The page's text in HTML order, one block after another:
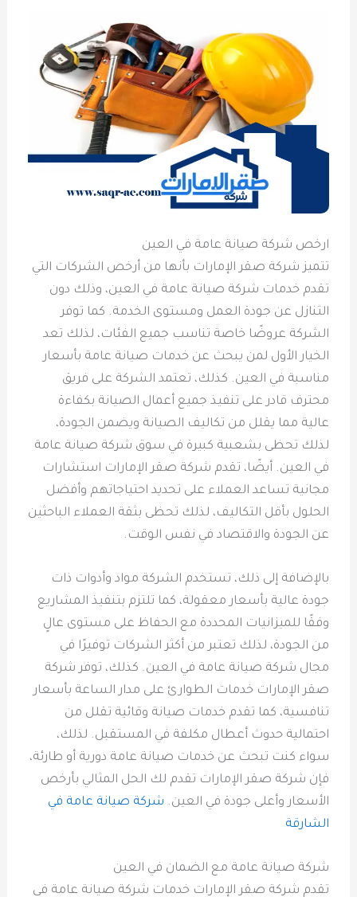
ارخص شركة صيانة عامة في العين
تتميز شركة صقر الإمارات بأنها من أرخص الشركات التي
تقدم خدمات شركة صيانة عامة في العين، وذلك دون
التنازل عن جودة العمل ومستوى الخدمة. كما توفر
الشركة عروضًا خاصة تناسب جميع الفئات، لذلك تعد
الخيار الأول لمن يبحث عن خدمات صيانة عامة بأسعار
مناسبة في العين. كذلك، تعتمد الشركة على فريق
محترف قادر على تنفيذ جميع أعمال الصيانة بكفاءة
عالية مما يقلل من تكاليف الصيانة ويضمن الجودة،
لذلك تحظى بشعبية كبيرة في سوق شركة صيانة عامة
في العين. أيضًا، تقدم شركة صقر الإمارات استشارات
مجانية تساعد العملاء على تحديد احتياجاتهم وأفضل
الحلول بأقل التكاليف، لذلك تحظى بثقة العملاء الباحثين
عن الجودة والاقتصاد في نفس الوقت.
بالإضافة إلى ذلك، تستخدم الشركة مواد وأدوات ذات
جودة عالية بأسعار معقولة، كما تلتزم بتنفيذ المشاريع
وفقًا للميزانيات المحددة مع الحفاظ على مستوى عالٍ
من الجودة، لذلك تعتبر من أكثر الشركات توفيرًا في
مجال شركة صيانة عامة في العين. كذلك، توفر شركة
صقر الإمارات خدمات الطوارئ على مدار الساعة بأسعار
تنافسية، كما تقدم خدمات صيانة وقائية تقلل من
احتمالية حدوث أعطال مكلفة في المستقبل. لذلك،
سواء كنت تبحث عن خدمات صيانة عامة دورية أو طارئة،
فإن شركة صقر الإمارات تقدم لك الحل المثالي بأرخص
الأسعار وأعلى جودة في العين. شركة صيانة عامة في
الشارقة
شركة صيانة عامة مع الضمان في العين
تقدم شركة صقر الإمارات خدمات شركة صيانة عامة في